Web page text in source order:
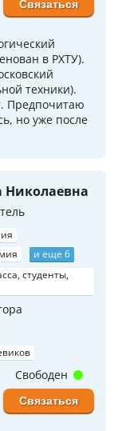
в РХТУ).
техники).
Предпочитаю
но уже после
Связаться
Николаевна
и еще 6
студенты,
Свободен
Связаться